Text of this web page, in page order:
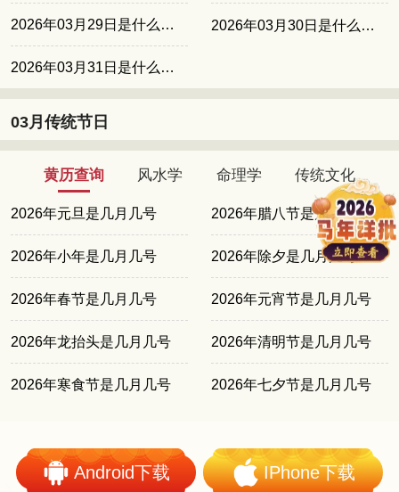
2026年03月29日是什么日子 2026年03月30日是什么日子
2026年03月31日是什么日子
03月传统节日
黄历查询 风水学 命理学 传统文化
2026年元旦是几月几号 2026年腊八节是几月几号
2026年小年是几月几号 2026年除夕是几月几号
2026年春节是几月几号 2026年元宵节是几月几号
2026年龙抬头是几月几号 2026年清明节是几月几号
2026年寒食节是几月几号 2026年七夕节是几月几号
Android下载 IPhone下载